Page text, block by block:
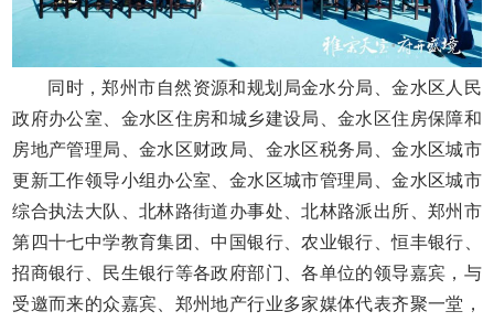
同时，郑州市自然资源和规划局金水分局、金水区人民
政府办公室、金水区住房和城乡建设局、金水区住房保障和
房地产管理局、金水区财政局、金水区税务局、金水区城市
更新工作领导小组办公室、金水区城市管理局、金水区城市
综合执法大队、北林路街道办事处、北林路派出所、郑州市
第四十七中学教育集团、中国银行、农业银行、恒丰银行、
招商银行、民生银行等各政府部门、各单位的领导嘉宾，与
受邀而来的众嘉宾、郑州地产行业多家媒体代表齐聚一堂，